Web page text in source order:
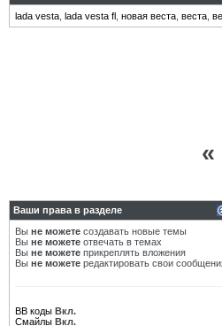
lada vesta lada vesta fl новая веста веста
«
Ваши права в разделе
Вы не можете создавать новые темы
Вы не можете отвечать в темах
Вы не можете прикреплять вложения
Вы не можете редактировать свои
BB коды Вкл.
Смайлы Вкл.